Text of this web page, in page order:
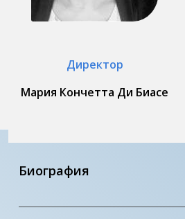
Директор
Мария Кончетта Ди Биасе
Биография